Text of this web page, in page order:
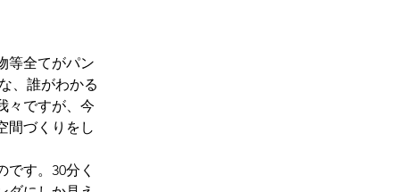
等全てがパン
、誰がわかる
々ですが、今
間づくりをし
す。30分く